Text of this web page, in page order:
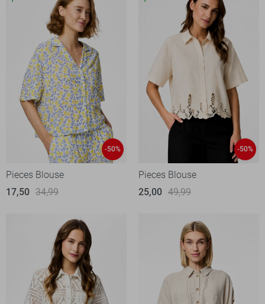
-50%
Pieces Blouse
17,50 34,99
-50%
Pieces Blouse
25,00 49,99